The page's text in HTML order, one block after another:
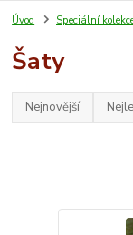
Úvod Speciální
Šaty
Nejnovější